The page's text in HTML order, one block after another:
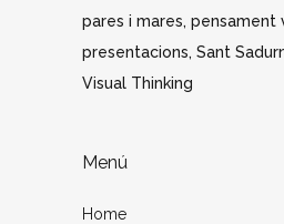
pares i mares pensament
presentacions Sant
Visual Thinking
Menú
Home